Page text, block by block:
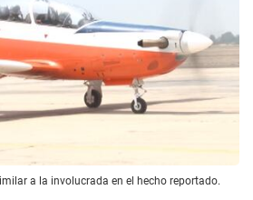
a la involucrada en el hecho reportado.